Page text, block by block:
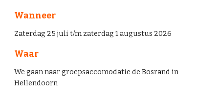
Wanneer
Zaterdag 25 juli t/m zaterdag1augustus 2026
Waar
We gaan naargroepsaccomodatie de Bosrand in
Hellendoorn